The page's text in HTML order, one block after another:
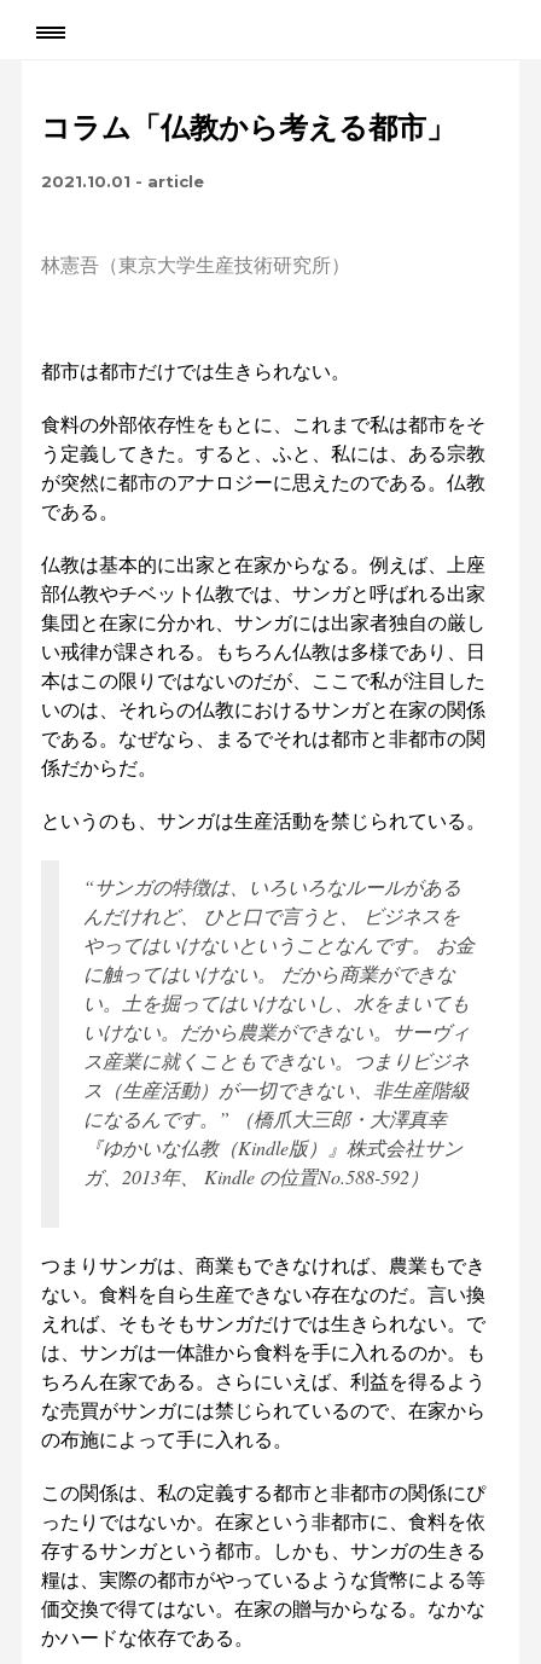
コラム「仏教から考える都市」
2021.10.01 - article
林憲吾（東京大学生産技術研究所）
都市は都市だけでは生きられない。
食料の外部依存性をもとに、これまで私は都市をそ
う定義してきた。すると、ふと、私には、ある宗教
が突然に都市のアナロジーに思えたのである。仏教
である。
仏教は基本的に出家と在家からなる。例えば、上座
部仏教やチベット仏教では、サンガと呼ばれる出家
集団と在家に分かれ、サンガには出家者独自の厳し
い戒律が課される。もちろん仏教は多様であり、日
本はこの限りではないのだが、ここで私が注目した
いのは、それらの仏教におけるサンガと在家の関係
である。なぜなら、まるでそれは都市と非都市の関
係だからだ。
というのも、サンガは生産活動を禁じられている。
“サンガの特徴は、いろいろなルールがある
んだけれど、 ひと口で言うと、 ビジネスを
やってはいけないということなんです。 お金
に触ってはいけない。 だから商業ができな
い。土を掘ってはいけないし、水をまいても
いけない。だから農業ができない。サーヴィ
ス産業に就くこともできない。つまりビジネ
ス（生産活動）が一切できない、非生産階級
になるんです。” （橋爪大三郎・大澤真幸
『ゆかいな仏教（Kindle版）』株式会社サン
ガ、2013年、 Kindle の位置No.588-592）
つまりサンガは、商業もできなければ、農業もでき
ない。食料を自ら生産できない存在なのだ。言い換
えれば、そもそもサンガだけでは生きられない。で
は、サンガは一体誰から食料を手に入れるのか。も
ちろん在家である。さらにいえば、利益を得るよう
な売買がサンガには禁じられているので、在家から
の布施によって手に入れる。
この関係は、私の定義する都市と非都市の関係にぴ
ったりではないか。在家という非都市に、食料を依
存するサンガという都市。しかも、サンガの生きる
糧は、実際の都市がやっているような貨幣による等
価交換で得てはない。在家の贈与からなる。なかな
かハードな依存である。